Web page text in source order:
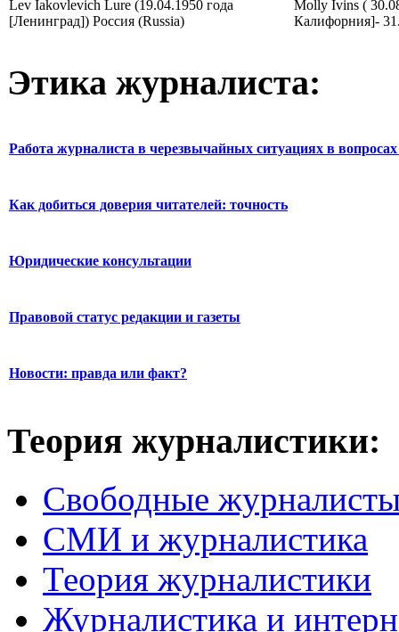
Lev Iakovlevich Lure (19.04.1950 года
[Ленинград]) Россия (Russia)
Molly Ivins (
Калифорния]-
Этика журналиста:
Работа журналиста в черезвычайных ситуациях в вопросах
Как добиться доверия читателей: точность
Юридические консультации
Правовой статус редакции и газеты
Новости: правда или факт?
Теория журналистики:
Свободные
СМИ и журналистика
Теория журналистики
Журналистика и